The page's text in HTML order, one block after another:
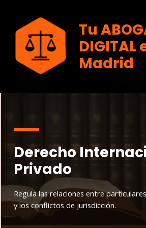
contenido
Tu
DIGITAL
Madrid
Derecho
Privado
Regula las relaciones entre
y los conflictos de jurisdicción.